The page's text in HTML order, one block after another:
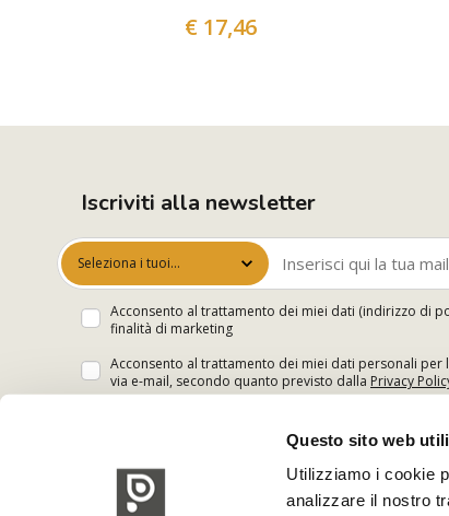
Questo sito web
Utilizziamo i cookie
analizzare il nostro
€ 17,46
Iscriviti alla newsletter
Seleziona i tuoi
interessi
Acconsento al trattamento dei miei dati (indirizzo di
finalità di marketing
Acconsento al trattamento dei miei dati personali per
via e-mail, secondo quanto previsto dalla Privacy